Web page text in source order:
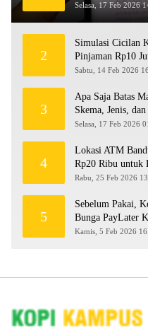
Selasa, 17 Feb 2026
2
Simulasi Cicilan
Pinjaman Rp10
Sabtu, 14 Feb 2026
3
Apa Saja Batas
Skema, Jenis,
Selasa, 17 Feb 2026
4
Lokasi ATM
Rp20 Ribu untuk
Rabu, 25 Feb 2026
5
Sebelum Pakai,
Bunga PayLater
2026
Kamis, 5 Feb 2026